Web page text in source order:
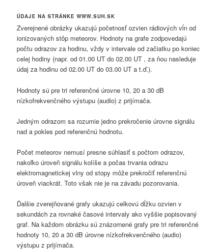
ÚDAJE NA STRÁNKE WWW.SUH.SK
Zverejnené obrázky ukazujú početnosť ozvien rádiových vĺn od
ionizovaných stôp meteorov. Hodnoty na grafe zodpovedajú
počtu odrazov za hodinu, vždy v intervale od začiatku po koniec
celej hodiny (napr. od 01.00 UT do 02.00 UT , za ňou nasleduje
údaj za hodinu od 02.00 UT do 03.00 UT a t.ď.).
Hodnoty sú pre tri referenčné úrovne 10, 20 a 30 dB
nízkofrekvenčného výstupu (audio) z prijímača.
Jedným odrazom sa rozumie jedno prekročenie úrovne signálu
nad a pokles pod referenčnú hodnotu.
Počet meteorov nemusí presne súhlasiť s počtom odrazov,
nakoľko úroveň signálu kolíše a počas trvania odrazu
elektromagnetickej vlny od stopy môže prekročiť referenčnú
úroveň viackrát. Toto však nie je na závadu pozorovania.
Ďalšie zverejňované grafy ukazujú celkovú dĺžku ozvien v
sekundách za rovnaké časové intervaly ako vyššie popisovaný
graf. Na každom obrázku sú znázornené grafy pre tri referenčné
hodnoty 10, 20 a 30 dB úrovne nízkofrekvenčného (audio)
výstupu z prijímača.